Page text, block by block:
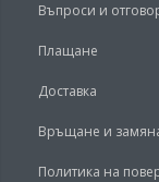
Въпроси и
Плащане
Доставка
Връщане и
Политика на